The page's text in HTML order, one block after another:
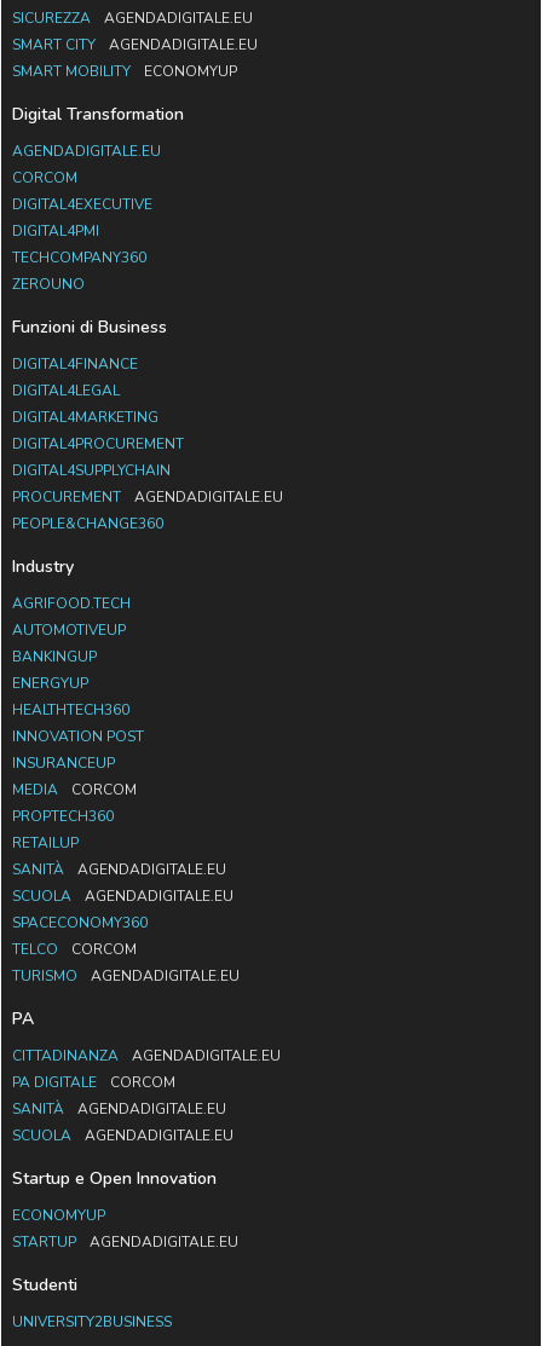
SICUREZZA
AGENDADIGITALE.EU
SMART CITY
AGENDADIGITALE.EU
SMART MOBILITY
ECONOMYUP
Digital Transformation
AGENDADIGITALE.EU
CORCOM
DIGITAL4EXECUTIVE
DIGITAL4PMI
TECHCOMPANY360
ZEROUNO
Funzioni di Business
DIGITAL4FINANCE
DIGITAL4LEGAL
DIGITAL4MARKETING
DIGITAL4PROCUREMENT
DIGITAL4SUPPLYCHAIN
PROCUREMENT
AGENDADIGITALE.EU
PEOPLE&CHANGE360
Industry
AGRIFOOD.TECH
AUTOMOTIVEUP
BANKINGUP
ENERGYUP
HEALTHTECH360
INNOVATION POST
INSURANCEUP
MEDIA
CORCOM
PROPTECH360
RETAILUP
SANITÀ
AGENDADIGITALE.EU
SCUOLA
AGENDADIGITALE.EU
SPACECONOMY360
TELCO
CORCOM
TURISMO
AGENDADIGITALE.EU
PA
CITTADINANZA
AGENDADIGITALE.EU
PA DIGITALE
CORCOM
SANITÀ
AGENDADIGITALE.EU
SCUOLA
AGENDADIGITALE.EU
Startup e Open Innovation
ECONOMYUP
STARTUP
AGENDADIGITALE.EU
Studenti
UNIVERSITY2BUSINESS